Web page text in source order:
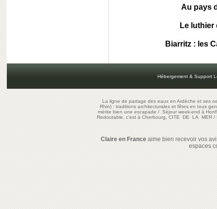
Au pays
Le
Biarritz : les
Hébergement & Support
La ligne de partage des eaux en Ardèche et ses
Rhin) : traditions architecturales et fêtes en tous
mérite bien une escapade/Séjour week-end à
Redoutable, c'est à Cherbourg, CITE DE LA MER/
Claire en Franceaime bien recevoir vos
espaces